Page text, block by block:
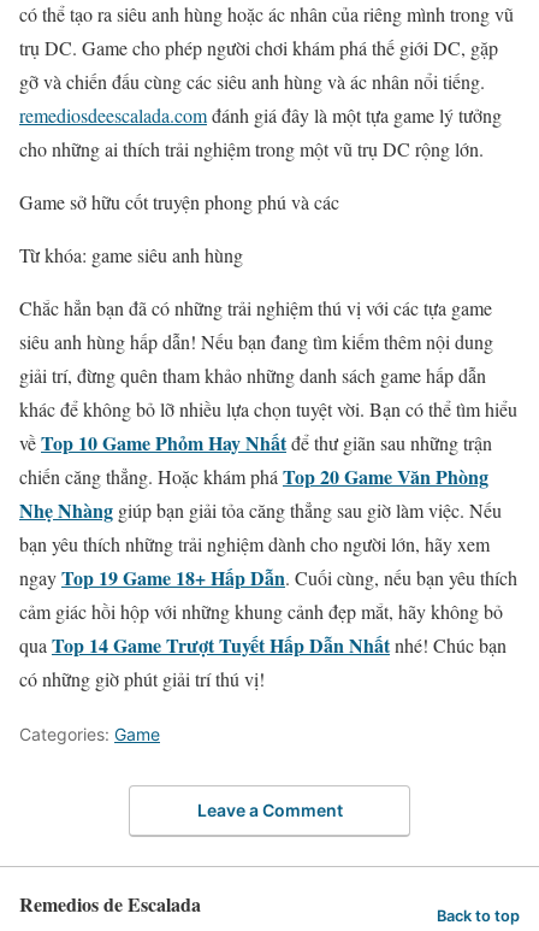
có thể tạo ra siêu anh hùng hoặc ác nhân của riêng mình trong vũ
trụ DC. Game cho phép người chơi khám phá thế giới DC, gặp
gỡ và chiến đấu cùng các siêu anh hùng và ác nhân nổi tiếng.
remediosdeescalada.comđánh giá đây là một tựa game lý tưởng
cho những ai thích trải nghiệm trong một vũ trụ DC rộng lớn.
Game sở hữu cốt truyện phong phú và các
Từ khóa: game siêu anh hùng
Chắc hẳn bạn đã có những trải nghiệm thú vị với các tựa game
siêu anh hùng hấp dẫn! Nếu bạn đang tìm kiếm thêm nội dung
giải trí, đừng quên tham khảo những danh sách game hấp dẫn
khác để không bỏ lỡ nhiều lựa chọn tuyệt vời. Bạn có thể tìm hiểu
vềTop 10 Game Phỏm Hay Nhấtđể thư giãn sau những trận
chiến căng thẳng. Hoặc khám phá Top 20 Game Văn Phòng
Nhẹ Nhàng giúp bạn giải tỏa căng thẳng sau giờ làm việc. Nếu
bạn yêu thích những trải nghiệm dành cho người lớn, hãy xem
ngayTop 19 Game 18+ Hấp Dẫn. Cuối cùng, nếu bạn yêu thích
cảm giác hồi hộp với những khung cảnh đẹp mắt, hãy không bỏ
qua Top 14 Game Trượt Tuyết Hấp Dẫn Nhấtnhé! Chúc bạn
có những giờ phút giải trí thú vị!
Categories: Game
Leave a Comment
Remedios de Escalada Back to top